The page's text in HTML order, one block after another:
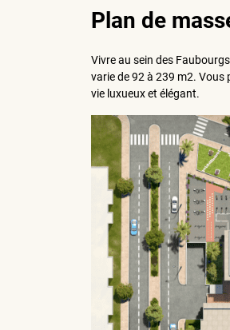
Plan de
Vivre au sein des
varie de 92 à 239 m2. Vous
vie luxueux et élégant.